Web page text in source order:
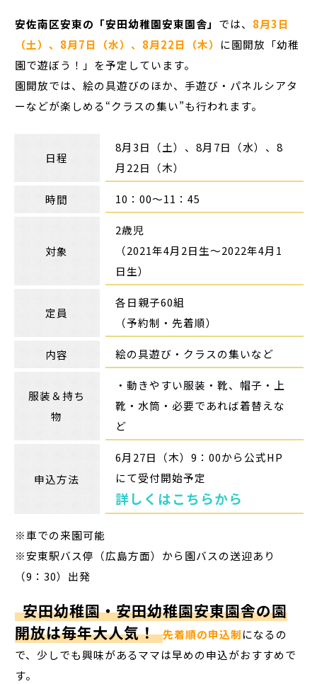
安佐南区安東の「安田幼稚園安東園舎」 では、 8月3日
（土）、8月7日（水）、8月22日（木） に園開放「幼稚
園で遊ぼう！」を予定しています。
園開放では、絵の具遊びのほか、手遊び・パネルシアタ
ーなどが楽しめる“クラスの集い”も行われます。
日程
8月3日（土）、8月7日（水）、8
月22日（木）
時間 10：00～11：45
対象
2歳児
（2021年4月2日生～2022年4月1
日生）
定員
各日親子60組
（予約制・先着順）
内容 絵の具遊び・クラスの集いなど
服装＆持ち
物
・動きやすい服装・靴、帽子・上
靴・水筒・必要であれば着替えな
ど
申込方法
6月27日（木）9：00から公式HP
にて受付開始予定
詳しくはこちらから
※車での来園可能
※安東駅バス停（広島方面）から園バスの送迎あり
（9：30）出発
安田幼稚園・安田幼稚園安東園舎の園
開放は毎年大人気！ 先着順の申込制になるの
で、少しでも興味があるママは早めの申込がおすすめで
す。